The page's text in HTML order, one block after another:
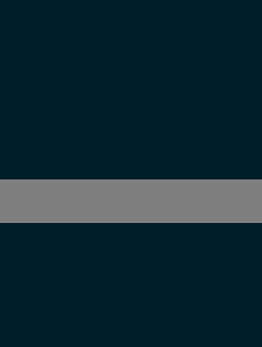
ozon, kan også hjælpe med
effektivt overvåget med